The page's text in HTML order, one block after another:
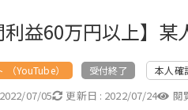
利益60万円以上】
（YouTube） 受付終了 本人確
2022/07/05 更新日 : 2022/07/24 閲